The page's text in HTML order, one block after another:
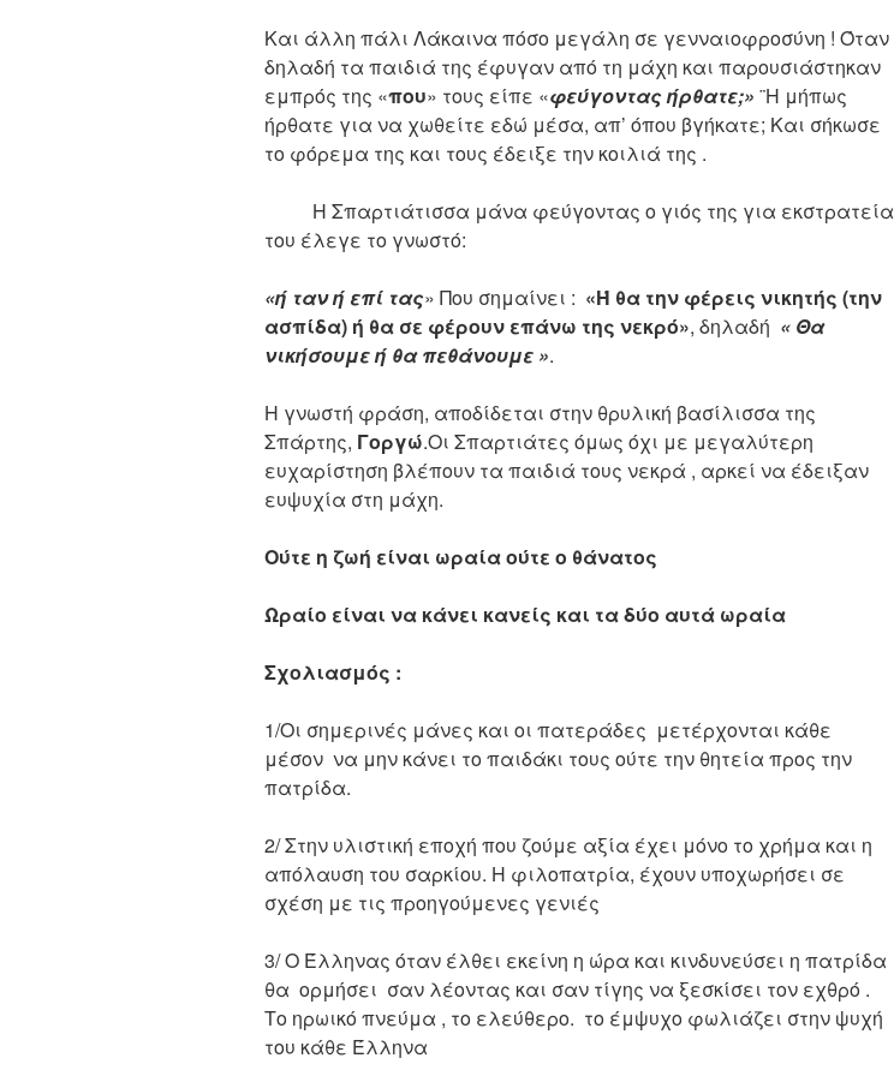
Και άλλη πάλι Λάκαινα πόσο μεγάλη σε γενναιοφροσύνη ! Όταν
δηλαδή τα παιδιά της έφυγαν από τη μάχη και παρουσιάστηκαν
εμπρός της «που» τους είπε «φεύγοντας ήρθατε;» ¨Η μήπως
ήρθατε για να χωθείτε εδώ μέσα, απ’ όπου βγήκατε; Και σήκωσε
το φόρεμα της και τους έδειξε την κοιλιά της .
Η Σπαρτιάτισσα μάνα φεύγοντας ο γιός της για εκστρατεία
του έλεγε το γνωστό:
«ή ταν ή επί τας» Πoυ σημαίνει : «Ή θα την φέρεις νικητής (την
ασπίδα) ή θα σε φέρουν επάνω της νεκρό», δηλαδή « Θα
νικήσουμε ή θα πεθάνουμε ».
Η γνωστή φράση, αποδίδεται στην θρυλική βασίλισσα της
Σπάρτης, Γοργώ.Οι Σπαρτιάτες όμως όχι με μεγαλύτερη
ευχαρίστηση βλέπουν τα παιδιά τους νεκρά , αρκεί να έδειξαν
ευψυχία στη μάχη.
Ούτε η ζωή είναι ωραία ούτε ο θάνατος
Ωραίο είναι να κάνει κανείς και τα δύο αυτά ωραία
Σχολιασμός :
1/Οι σημερινές μάνες και οι πατεράδες μετέρχονται κάθε
μέσον να μην κάνει το παιδάκι τους ούτε την θητεία προς την
πατρίδα.
2/ Στην υλιστική εποχή που ζούμε αξία έχει μόνο το χρήμα και η
απόλαυση του σαρκίου. Η φιλοπατρία, έχουν υποχωρήσει σε
σχέση με τις προηγούμενες γενιές
3/ Ο Έλληνας όταν έλθει εκείνη η ώρα και κινδυνεύσει η πατρίδα
θα ορμήσει σαν λέοντας και σαν τίγης να ξεσκίσει τον εχθρό .
Το ηρωικό πνεύμα , το ελεύθερο. το έμψυχο φωλιάζει στην ψυχή
του κάθε Έλληνα